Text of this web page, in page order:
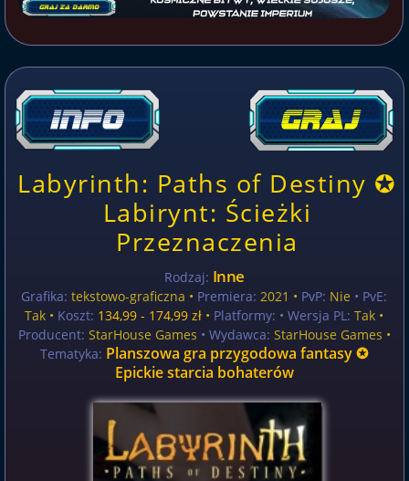
Labyrinth: Paths of Destiny ✪
Labirynt: Ścieżki
Przeznaczenia
Rodzaj: Inne
Grafika: tekstowo-graficzna • Premiera: 2021 • PvP: Nie • PvE:
Tak • Koszt: 134,99 - 174,99 zł • Platformy: • Wersja PL: Tak •
Producent: StarHouse Games • Wydawca: StarHouse Games •
Tematyka: Planszowa gra przygodowa fantasy ✪
Epickie starcia bohaterów